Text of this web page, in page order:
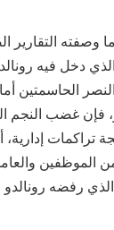
وصفته التقارير
دخل فيه
الحاسمتين
فإن غضب النجم
تراكمات إدارية،
الذي رفضه